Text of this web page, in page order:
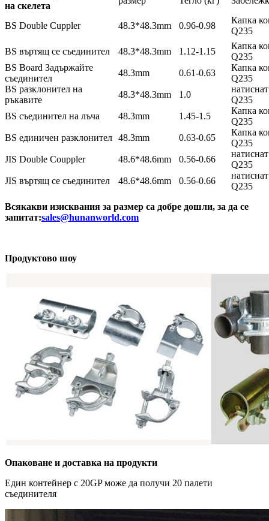
на скелета
BS Double Cuppler 48.3*48.3mm 0.96-0.98
Капка
Q235
BS въртящ се съединител
48.3*48.3mm 1.12-1.15
Капка
Q235
BS Board Задържайте
съединител
48.3mm 0.61-0.63
Капка
Q235
BS разклонител на
ръкавите
48.3*48.3mm 1.0
натиснат
Q235
BS съединител на лъча
48.3mm 1.45-1.5
Капка
Q235
BS единичен разклонител 48.3mm 0.63-0.65
Капка
Q235
JIS Double Couppler
48.6*48.6mm 0.56-0.66
натиснат
Q235
JIS въртящ се съединител
48.6*48.6mm 0.56-0.66
натиснат
Q235
Всякакви изисквания за размер са добре дошли, за да се
запитат:sales@hunanworld.com
Продуктово шоу
Опаковане и доставка на продукти
Един контейнер с 20GP може да получи 20 палети
съединителя